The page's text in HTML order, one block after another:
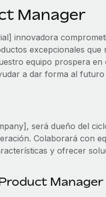
Manager
innovadora
excepcionales
equipo prospera
a dar forma al
será dueño del
Colaborará con
y ofrecer
Manager